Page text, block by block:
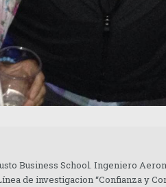
Business School. Ingeniero
de investigacion “Confianza y